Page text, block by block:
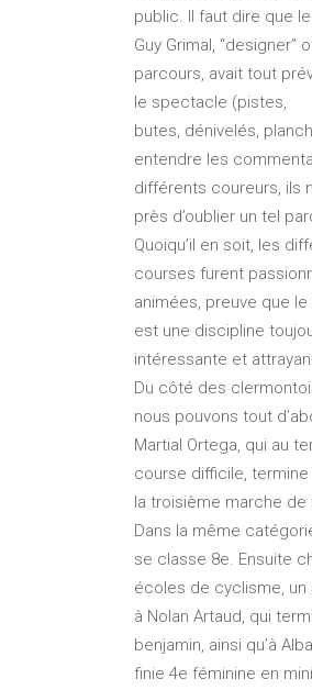
public. Il faut dire que
Guy Grimal, “designer”
parcours, avait tout
le spectacle (pistes,
butes, dénivelés,
entendre les
différents coureurs, ils
près d’oublier un tel
Quoiqu’il en soit, les
courses furent
animées, preuve que
est une discipline
intéressante et
Du côté des
nous pouvons tout
Martial Ortega, qui au
course difficile, termine
la troisième marche de
Dans la même
se classe 8e. Ensuite
écoles de cyclisme, un
à Nolan Artaud, qui
benjamin, ainsi qu’à
finie 4e féminine en